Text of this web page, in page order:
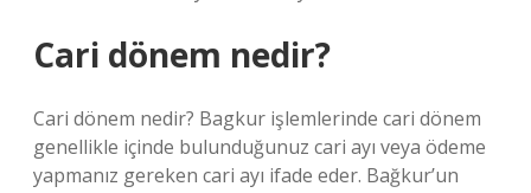
Cari dönem nedir?
Cari dönem nedir? Bagkur işlemlerinde cari dönem
genellikle içinde bulunduğunuz cari ayı veya ödeme
yapmanız gereken cari ayı ifade eder. Bağkur’un